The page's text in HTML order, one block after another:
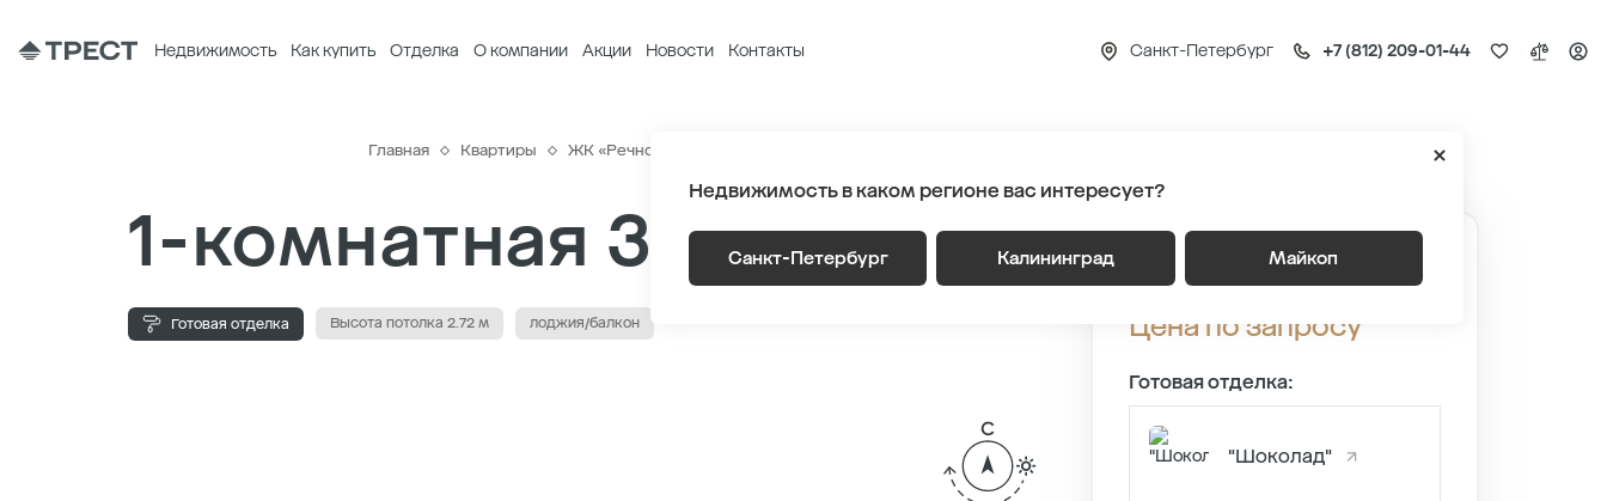
Недвижимость Как купить Отделка О компании Акции Новости Контакты Санкт-Петербург +7 (812) 209-01-44
Недвижимость в каком регионе вас интересует?
Санкт-Петербург Калининград Майкоп
Главная Квартиры ЖК «Речной квартал»
1-комнатная 37.05 м2
Готовая отделка Высота потолка 2.72 м лоджия/балкон
Квартира №66
Цена по запросу
Готовая отделка:
"Шоколад"